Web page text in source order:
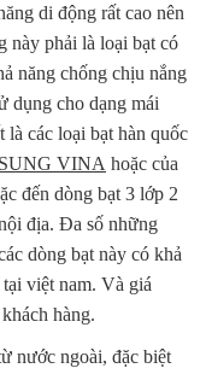
di động rất cao nên
này phải là loại bạt có
năng chống chịu nắng
dụng cho dạng mái
là các loại bạt hàn quốc
VINA hoặc của
đến dòng bạt 3 lớp 2
địa. Đa số những
dòng bạt này có khả
việt nam. Và giá
hàng.
nước ngoài, đặc biệt